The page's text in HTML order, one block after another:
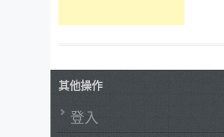
其他操作
登入